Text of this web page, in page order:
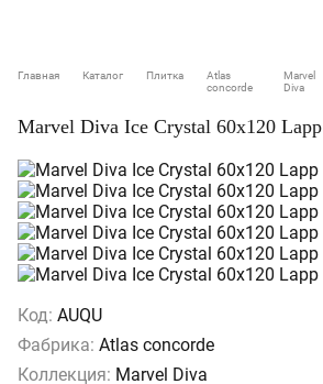
Главная Каталог Плитка
Atlas
concorde
Marvel
Diva
Marvel Diva Ice Crystal 60x120 Lapp
Код: AUQU
Фабрика: Atlas concorde
Коллекция: Marvel Diva